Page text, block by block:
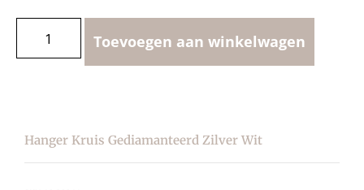
Toevoegen aan winkelwagen
Hanger Kruis Gediamanteerd Zilver Wit